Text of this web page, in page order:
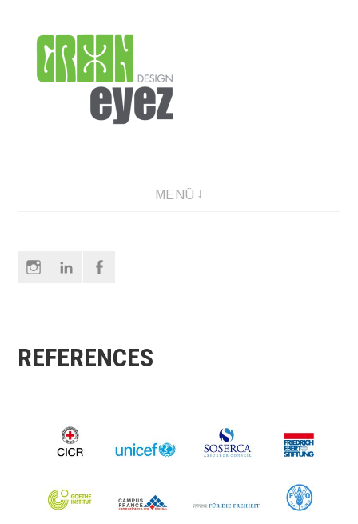
zum
Inhalt
graphic design & photography
MENÜ
InstagramLinkedIn
REFERENCES